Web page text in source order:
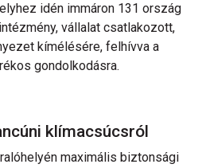
idén immáron 131 ország
vállalat csatlakozott,
kímélésére, felhívva a
gondolkodásra.
klímacsúcsról
maximális biztonsági